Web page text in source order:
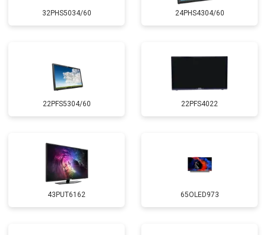
32PHS5034/60 24PHS4304/60
22PFS5304/60 22PFS4022
43PUT6162 65OLED973